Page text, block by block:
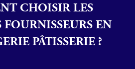
CHOISIR LES
EN
PÂTISSERIE ?